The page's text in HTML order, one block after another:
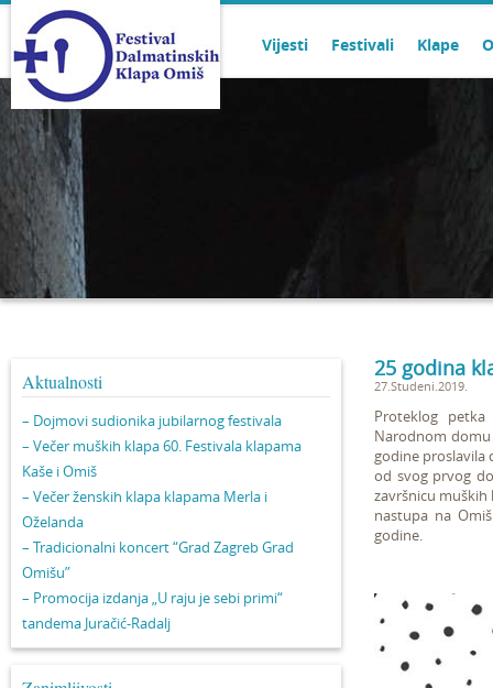
Vijesti Festivali Klape
Aktualnosti
– Dojmovi sudionika jubilarnog festivala
– Večer muških klapa 60. Festivala klapama
Kaše i Omiš
– Večer ženskih klapa klapama Merla i
Oželanda
– Tradicionalni koncert “Grad Zagreb Grad
Omišu”
– Promocija izdanja „U raju je sebi primi“
tandema Juračić-Radalj
25 godina
27.Studeni.2019.
Proteklog
Narodnom
godine proslavila
od svog prvog
završnicu muških
nastupa na
godine.